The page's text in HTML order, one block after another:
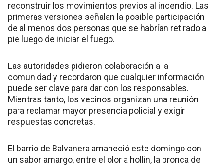
reconstruir los movimientos previos al incendio. Las
primeras versiones señalan la posible participación
de al menos dos personas que se habrían retirado a
pie luego de iniciar el fuego.
Las autoridades pidieron colaboración a la
comunidad y recordaron que cualquier información
puede ser clave para dar con los responsables.
Mientras tanto, los vecinos organizan una reunión
para reclamar mayor presencia policial y exigir
respuestas concretas.
El barrio de Balvanera amaneció este domingo con
un sabor amargo, entre el olor a hollín, la bronca de